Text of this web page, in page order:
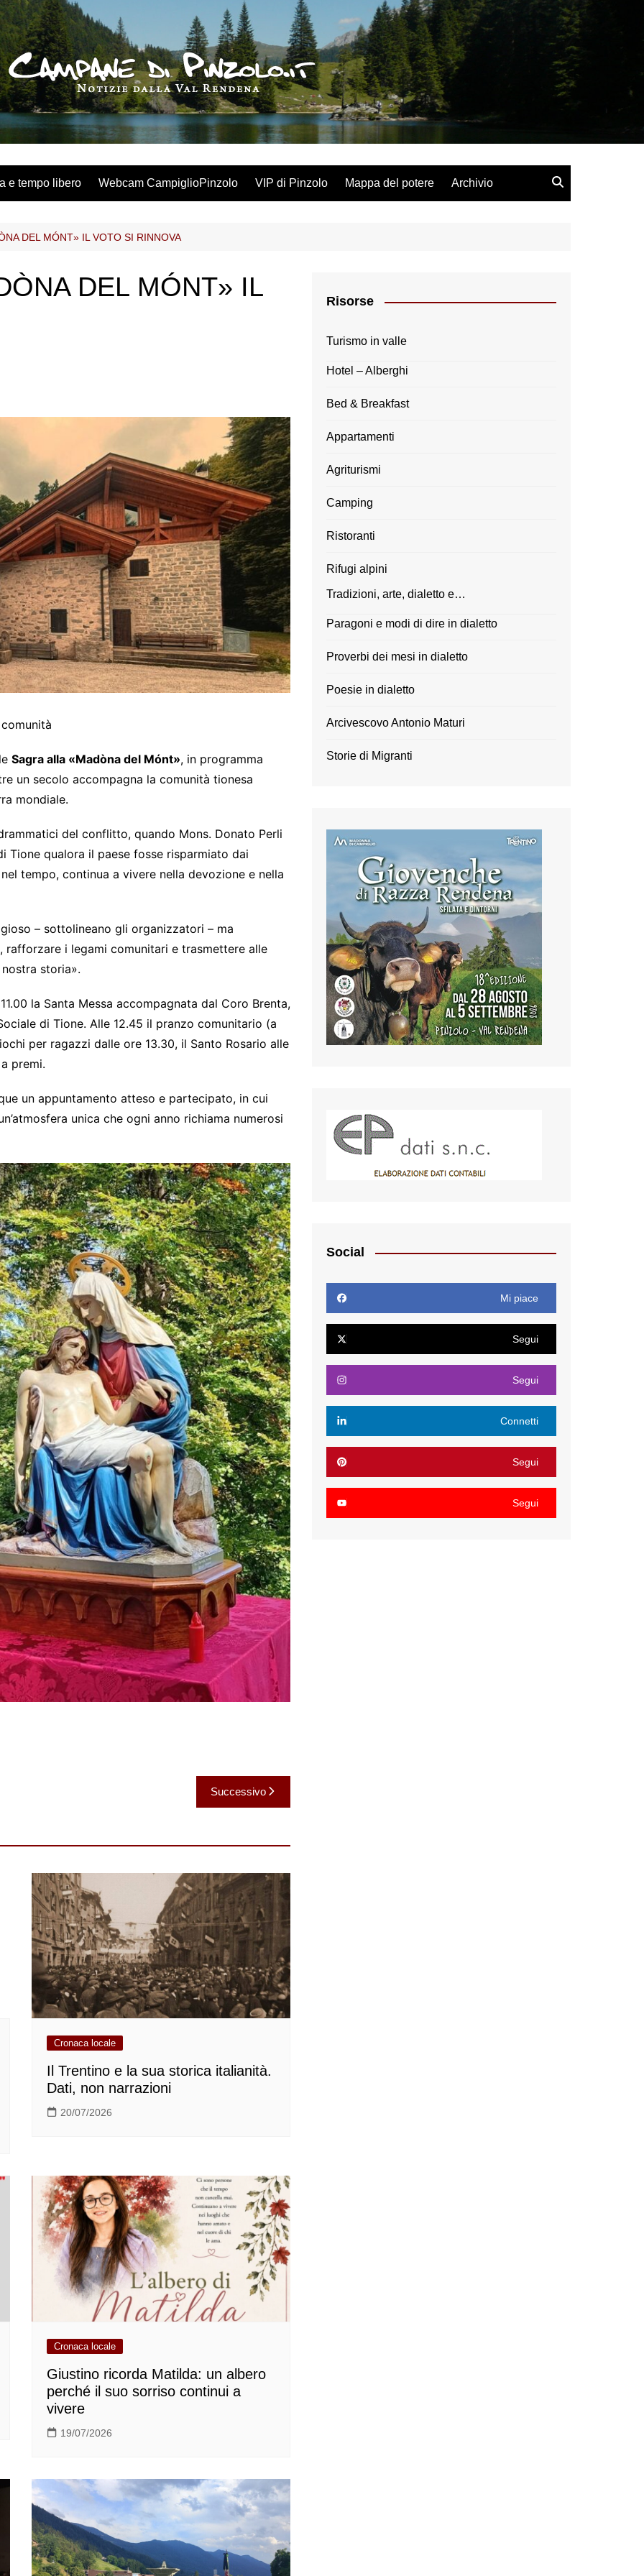
e tempo libero Webcam CampiglioPinzolo VIP di Pinzolo Mappa del potere Archivio
DEL MÓNT» IL VOTO SI RINNOVA
DEL MÓNT» IL
Sagra alla «Madòna del Mónt», in programma
un secolo accompagna la comunità tionesa
mondiale.
del conflitto, quando Mons. Donato Perli
Tione qualora il paese fosse risparmiato dai
tempo, continua a vivere nella devozione e nella
– sottolineano gli organizzatori – ma
rafforzare i legami comunitari e trasmettere alle
storia».
la Santa Messa accompagnata dal Coro Brenta,
di Tione. Alle 12.45 il pranzo comunitario (a
per ragazzi dalle ore 13.30, il Santo Rosario alle
premi.
un appuntamento atteso e partecipato, in cui
unica che ogni anno richiama numerosi
Successivo
Cronaca locale
Il Trentino e la sua storica italianità.
Dati, non narrazioni
20/07/2026
Cronaca locale
Giustino ricorda Matilda: un albero
perché il suo sorriso continui a
vivere
19/07/2026
Risorse
Turismo in valle
Hotel – Alberghi
Bed & Breakfast
Appartamenti
Agriturismi
Camping
Ristoranti
Rifugi alpini
Tradizioni, arte, dialetto e…
Paragoni e modi di dire in dialetto
Proverbi dei mesi in dialetto
Poesie in dialetto
Arcivescovo Antonio Maturi
Storie di Migranti
Social
Mi piace
Segui
Segui
Connetti
Segui
Segui